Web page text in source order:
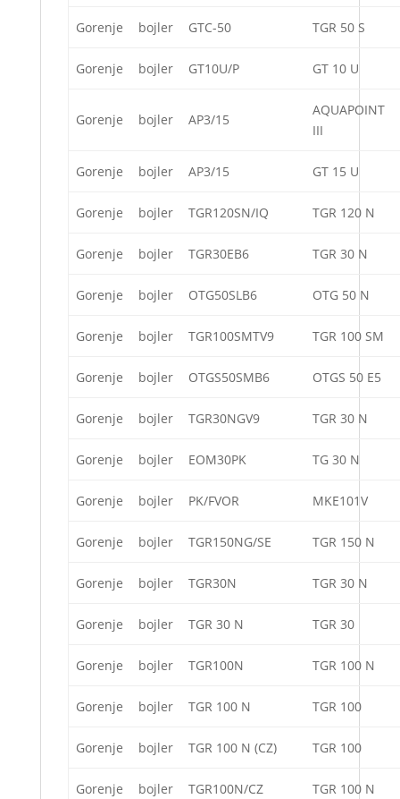
Gorenje bojler GTC-50 TGR 50 S
Gorenje bojler GT10U/P GT 10 U
Gorenje bojler AP3/15
AQUAPOINT
III
Gorenje bojler AP3/15 GT 15 U
Gorenje bojler TGR120SN/IQ TGR 120 N
Gorenje bojler TGR30EB6 TGR 30 N
Gorenje bojler OTG50SLB6 OTG 50 N
Gorenje bojler TGR100SMTV9 TGR 100 SM
Gorenje bojler OTGS50SMB6 OTGS 50 E5
Gorenje bojler TGR30NGV9 TGR 30 N
Gorenje bojler EOM30PK TG 30 N
Gorenje bojler PK/FVOR MKE101V
Gorenje bojler TGR150NG/SE TGR 150 N
Gorenje bojler TGR30N TGR 30 N
Gorenje bojler TGR 30 N TGR 30
Gorenje bojler TGR100N TGR 100 N
Gorenje bojler TGR 100 N TGR 100
Gorenje bojler TGR 100 N (CZ) TGR 100
Gorenje bojler TGR100N/CZ TGR 100 N